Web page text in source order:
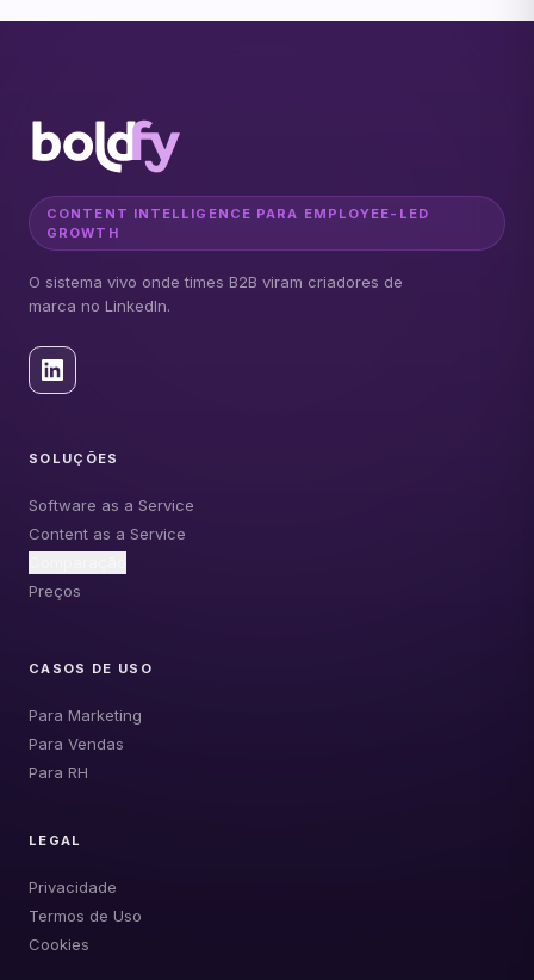
CONTENT INTELLIGENCE PARA EMPLOYEE-LED
GROWTH
O sistema vivo onde times B2B viram criadores de
marca no LinkedIn.
SOLUÇÕES
Software as a Service
Content as a Service
Preços
CASOS DE USO
Para Marketing
Para Vendas
Para RH
LEGAL
Privacidade
Termos de Uso
Cookies